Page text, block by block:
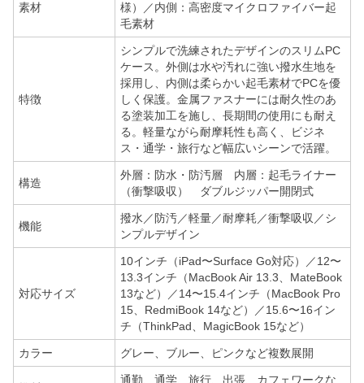
素材
様）／内側：高密度マイクロファイバー起
毛素材
特徴
シンプルで洗練されたデザインのスリムPC
ケース。外側は水や汚れに強い撥水生地を
採用し、内側は柔らかい起毛素材でPCを優
しく保護。金属ファスナーには耐久性のあ
る塗装加工を施し、長期間の使用にも耐え
る。軽量ながら耐摩耗性も高く、ビジネ
ス・通学・旅行など幅広いシーンで活躍。
構造
外層：防水・防汚層 内層：起毛ライナー
（衝撃吸収） ダブルジッパー開閉式
機能
撥水／防汚／軽量／耐摩耗／衝撃吸収／シ
ンプルデザイン
対応サイズ
10インチ（iPad〜Surface Go対応）／12〜
13.3インチ（MacBook Air 13.3、MateBook
13など）／14〜15.4インチ（MacBook Pro
15、RedmiBook 14など）／15.6〜16イン
チ（ThinkPad、MagicBook 15など）
カラー グレー、ブルー、ピンクなど複数展開
通勤、通学、旅行、出張、カフェワークな